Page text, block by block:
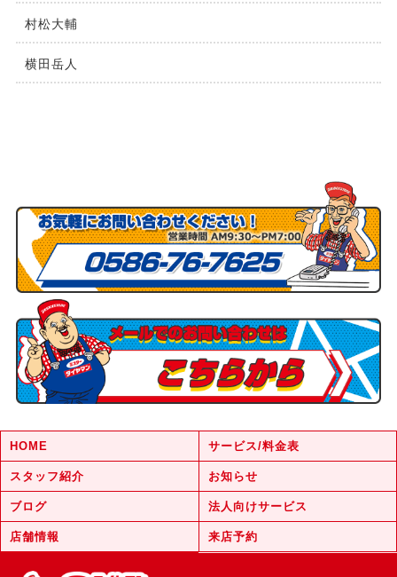
村松⼤輔
横⽥岳⼈
HOME サービス/料金表
スタッフ紹介 お知らせ
ブログ 法人向けサービス
店舗情報 来店予約